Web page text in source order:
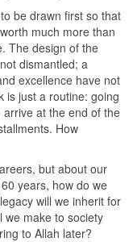
be drawn first so that
much more than
The design of the
dismantled; a
excellence have not
is just a routine: going
at the end of the
How
but about our
years, how do we
will we inherit for
we make to society
to Allah later?